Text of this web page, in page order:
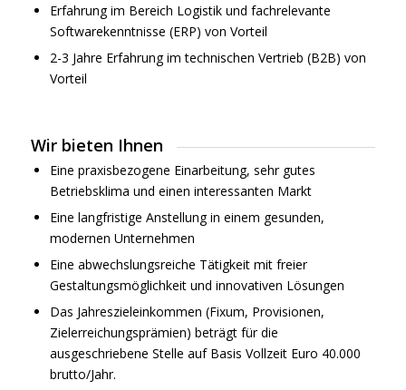
Erfahrung im Bereich Logistik und fachrelevante
Softwarekenntnisse (ERP) von Vorteil
2-3 Jahre Erfahrung im technischen Vertrieb (B2B) von
Vorteil
Wir bieten Ihnen
Eine praxisbezogene Einarbeitung, sehr gutes
Betriebsklima und einen interessanten Markt
Eine langfristige Anstellung in einem gesunden,
modernen Unternehmen
Eine abwechslungsreiche Tätigkeit mit freier
Gestaltungsmöglichkeit und innovativen Lösungen
Das Jahreszieleinkommen (Fixum, Provisionen,
Zielerreichungsprämien) beträgt für die
ausgeschriebene Stelle auf Basis Vollzeit Euro 40.000
brutto/Jahr.